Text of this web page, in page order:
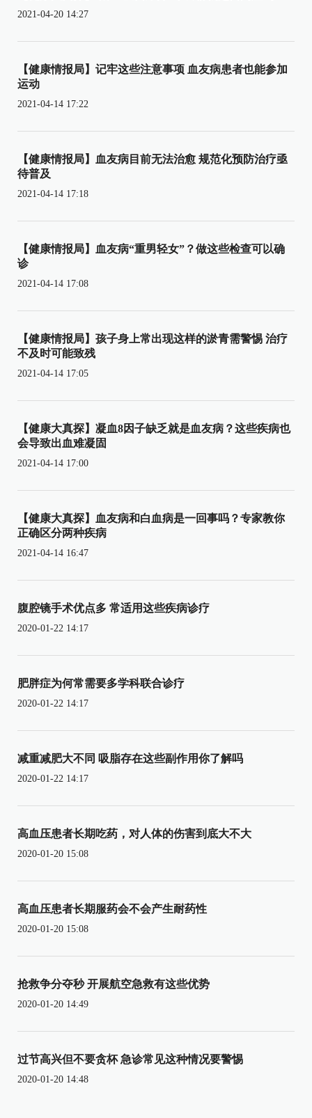
2021-04-20 14:27
【健康情报局】记牢这些注意事项 血友病患者也能参加
运动
2021-04-14 17:22
【健康情报局】血友病目前无法治愈 规范化预防治疗亟
待普及
2021-04-14 17:18
【健康情报局】血友病“重男轻女”？做这些检查可以确
诊
2021-04-14 17:08
【健康情报局】孩子身上常出现这样的淤青需警惕 治疗
不及时可能致残
2021-04-14 17:05
【健康大真探】凝血8因子缺乏就是血友病？这些疾病也
会导致出血难凝固
2021-04-14 17:00
【健康大真探】血友病和白血病是一回事吗？专家教你
正确区分两种疾病
2021-04-14 16:47
腹腔镜手术优点多 常适用这些疾病诊疗
2020-01-22 14:17
肥胖症为何常需要多学科联合诊疗
2020-01-22 14:17
减重减肥大不同 吸脂存在这些副作用你了解吗
2020-01-22 14:17
高血压患者长期吃药，对人体的伤害到底大不大
2020-01-20 15:08
高血压患者长期服药会不会产生耐药性
2020-01-20 15:08
抢救争分夺秒 开展航空急救有这些优势
2020-01-20 14:49
过节高兴但不要贪杯 急诊常见这种情况要警惕
2020-01-20 14:48